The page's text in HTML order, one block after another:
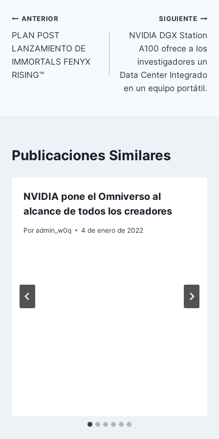
Navegación
de
entradas
ANTERIOR
PLAN POST
LANZAMIENTO DE
IMMORTALS FENYX
RISING™
SIGUIENTE
NVIDIA DGX Station
A100 ofrece a los
investigadores un
Data Center Integrado
en un equipo portátil.
Publicaciones Similares
NVIDIA pone el Omniverso al
alcance de todos los creadores
Poradmin_w0q 4 de enero de 2022